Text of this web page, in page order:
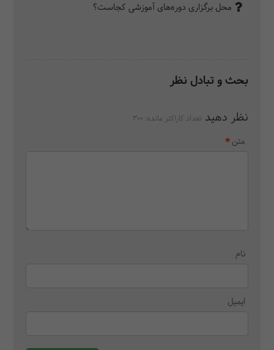
محل برگزاری دوره‌های آموزشی کجاست؟
بحث و تبادل نظر
نظر دهید تعداد کاراکتر مانده: 300
متن
نام
ایمیل